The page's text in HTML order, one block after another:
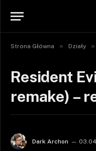
Strona Główna » Działy »
Resident
remake) –
Dark Archon